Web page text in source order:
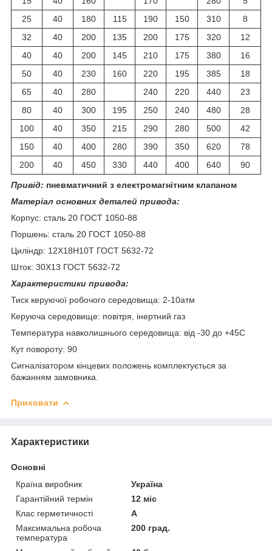
25
40 180 115 190 150 310
8
32
40 200 135 200 175 320
12
40
40 200 145 210 175 380
16
50
40 230 160 220 195 385
18
65
40 280 240 220 440
23
80
40 300 195 250 240 480
28
100
40 350 215 290 280 500
42
150
40 400 280 390 350 620
78
200
40 450 330 440 400 640 90
Привід: пневматичний з електромагнітним клапаном
Матеріал основних деталей привода:
Корпус: сталь 20 ГОСТ 1050-88
Поршень: сталь 20 ГОСТ 1050-88
Циліндр: 12Х18Н10Т ГОСТ 5632-72
Шток: 30Х13 ГОСТ 5632-72
Характеристики привода:
Тиск керуючої робочого середовища: 2-10атм
Керуюча середовище: повітря, інертний газ
Температура навколишнього середовища: від -30 до +45С
Кут повороту: 90
Сигналізатором кінцевих положень комплектується за
бажанням замовника.
Приховати
Характеристики
Основні
Країна виробник
Україна
Гарантійний термін
12 міс
Клас герметичності
А
Максимальна робоча
температура
200 град.